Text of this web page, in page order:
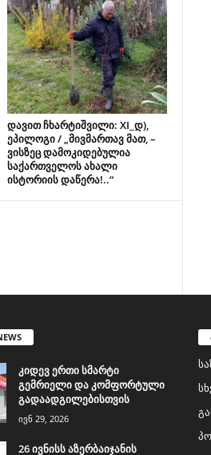
დავით ჩხარტიშვილი: XI_დ),
ეპილოგი / „მივმართავ მათ, –
ვისზეც დამოკიდებულია
საქართველოს ახალი
ისტორიის დაწერა!..“
კიდევ ერთი სმარტი
გემრიელი და კომფორტული
გადაადგილებისთვის
ივნ 29, 2026
26 ივნისს აზერბაიჯანის